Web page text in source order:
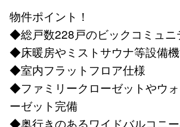
物件ポイント！
◆総戸数228戸のビックコミュニ
◆床暖房やミストサウナ等設備
◆室内フラットフロア仕様
◆ファミリークローゼットやウ
ーゼット完備
◆奥行きのあるワイドバルコニ